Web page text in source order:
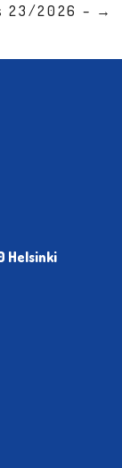
23/2026 – →
Helsinki